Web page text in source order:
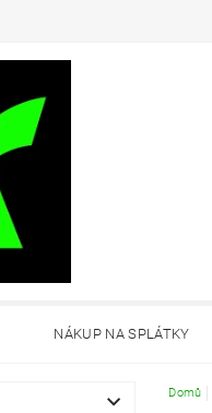
NÁKUP NA SPLÁTKY
Domů